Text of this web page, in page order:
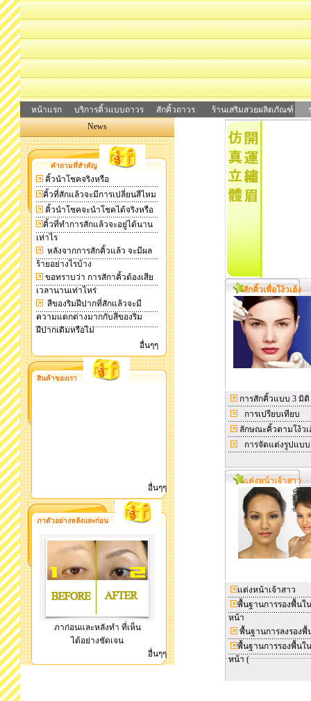
หน้าแรก บริการคิ้วแบบถาวร สักคิ้วถาวร ร้านเสริมสวยผลิตภัณฑ์
News
คำถามที่สำคัญ
คิ้วนำโชคจริงหรือ
คิ้วที่สักแล้วจะมีการเปลี่ยนสีไหม
คิ้วนำโชคจะนำโชคได้จริงหรือ
คิ้วที่ทำการสักแล้วจะอยู่ได้นาน
เท่าไร
หลังจากการสักคิ้วแล้ว จะมีผล
ร้ายอย่างไรบ้าง
ขอทราบว่า การสักาคิ้วต้องเสีย
เวลานานเท่าไหร่
สีของริมฝีปากที่สักแล้วจะมี
ความแตกต่างมากกับสีของริม
ฝีปากเดิมหรือไม่
อื่นๆๆ
สินค้าของเรา
อื่นๆๆ
ภาตัวอย่างหลังและก่อน
ภาก่อนและหลังทำ ที่เห็น
ได้อย่างชัดเจน
อื่นๆๆ
สักคิ้วเพื่อโง้วเฮ้ง
การสักคิ้วแบบ 3 มิติ
การเปรียบเทียบ
ลักษณะคิ้วตามโง้วเ
การจัดแต่งรูปแบ
แต่งหน้าเจ้าสาว
แต่งหน้าเจ้าสาว
พื้นฐานการรองพื้นใ
หน้า
พื้นฐานการลงรองพื้
พื้นฐานการรองพื้นใ
หน้า (